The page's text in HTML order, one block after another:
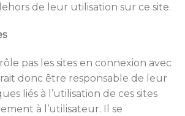
de leur utilisation sur ce site.
pas les sites en connexion avec
donc être responsable de leur
liés à l’utilisation de ces sites
à l’utilisateur. Il se